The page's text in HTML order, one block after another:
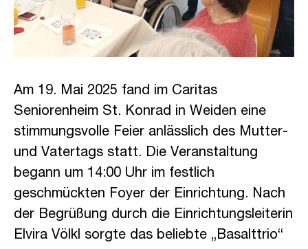
Am 19. Mai 2025 fand im Caritas
Seniorenheim St. Konrad in Weiden eine
stimmungsvolle Feier anlässlich des Mutter-
und Vatertags statt. Die Veranstaltung
begann um 14:00 Uhr im festlich
geschmückten Foyer der Einrichtung. Nach
der Begrüßung durch die Einrichtungsleiterin
Elvira Völkl sorgte das beliebte „Basalttrio“